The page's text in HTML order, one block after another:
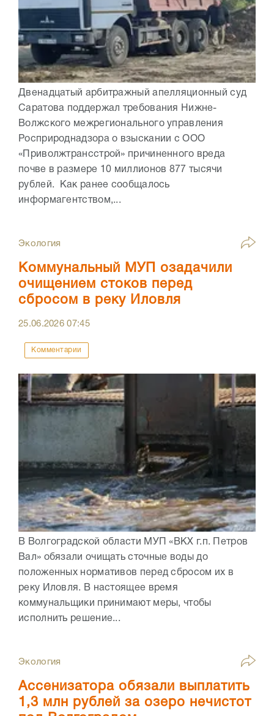
Двенадцатый арбитражный апелляционный суд
Саратова поддержал требования Нижне-
Волжского межрегионального управления
Росприроднадзора о взыскании с ООО
«Приволжтрансстрой» причиненного вреда
почве в размере 10 миллионов 877 тысячи
рублей. Как ранее сообщалось
информагентством,...
Экология
Коммунальный МУП озадачили
очищением стоков перед
сбросом в реку Иловля
25.06.202607:45
Комментарии
В Волгоградской области МУП «ВКХ г.п. Петров
Вал» обязали очищать сточные воды до
положенных нормативов перед сбросом их в
реку Иловля. В настоящее время
коммунальщики принимают меры, чтобы
исполнить решение...
Экология
Ассенизатора обязали выплатить
1,3 млн рублей за озеро нечистот